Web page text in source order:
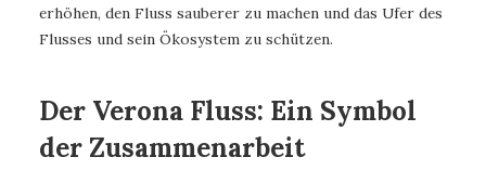
erhöhen, den Fluss sauberer zu machen und das Ufer des
Flusses und sein Ökosystem zu schützen.
Der Verona Fluss: Ein Symbol
der Zusammenarbeit